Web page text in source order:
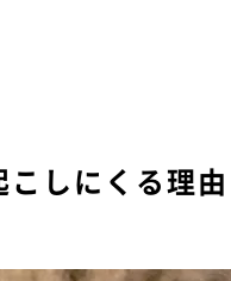
しにくる理由